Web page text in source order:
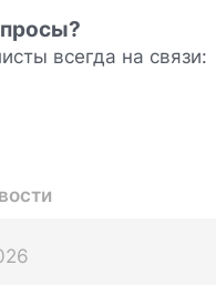
всегда на связи: